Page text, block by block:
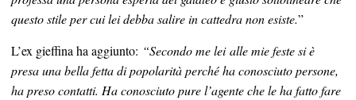
questo stile per cui lei debba salire in cattedra non esiste.”
L’ex gieffina ha aggiunto: “Secondo me lei alle mie feste si è
presa una bella fetta di popolarità perché ha conosciuto persone,
ha preso contatti. Ha conosciuto pure l’agente che le ha fatto fare